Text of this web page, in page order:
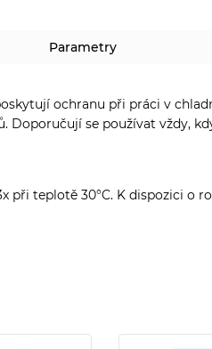
Parametry
ochranu při práci v
Doporučují se používat vždy,
při teplotě 30°C. K dispozici o